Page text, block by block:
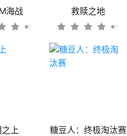
海战 救赎之地
上 糖豆人：终极淘汰赛